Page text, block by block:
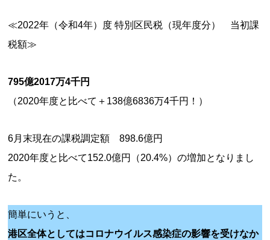
≪2022年（令和4年）度 特別区民税（現年度分） 当初課
税額≫
795億2017万4千円
（2020年度と比べて＋138億6836万4千円！）
6月末現在の課税調定額 898.6億円
2020年度と比べて152.0億円（20.4%）の増加となりまし
た。
簡単にいうと、
港区全体としてはコロナウイルス感染症の影響を受けなか